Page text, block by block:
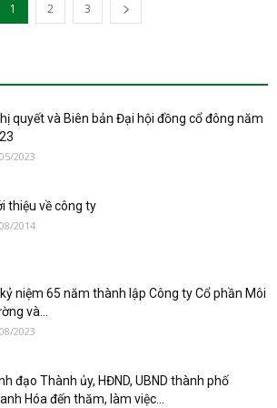
1 2 3
quyết và Biên bản Đại hội đồng cổ đông năm
2023
thiệu về công ty
2014
kỷ niệm 65 năm thành lập Công ty Cổ phần Môi
và...
2023
đạo Thành ủy, HĐND, UBND thành phố
Hóa đến thăm, làm việc...